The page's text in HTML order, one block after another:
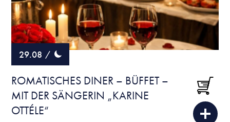
29.08 /
ROMATISCHES DINER – BÜFFET –
MIT DER SÄNGERIN „KARINE
OTTÉLE“